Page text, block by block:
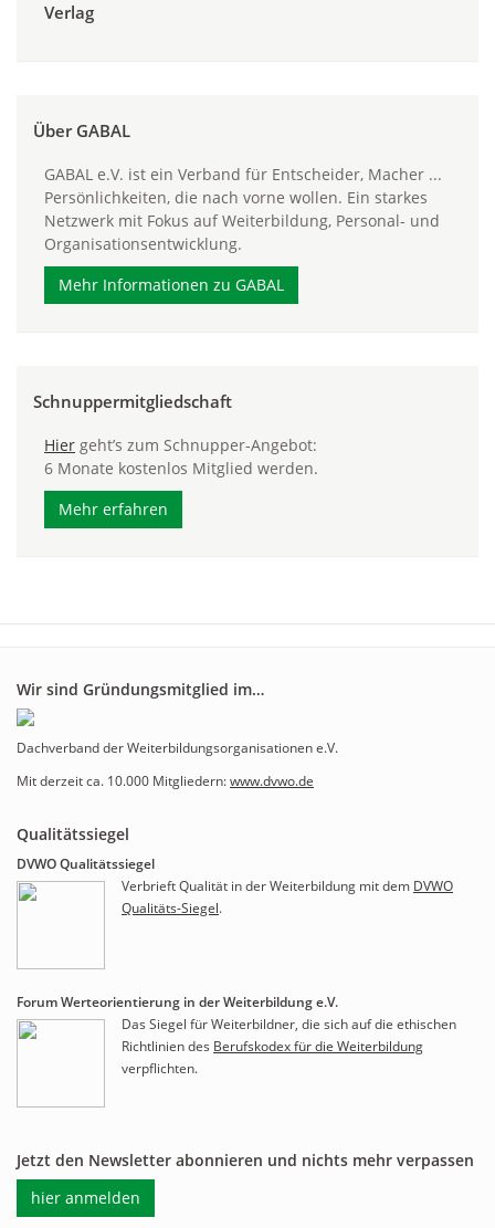
Verlag
Über GABAL
GABAL e.V. ist ein Verband für Entscheider, Macher ...
Persönlichkeiten, die nach vorne wollen. Ein starkes
Netzwerk mit Fokus auf Weiterbildung, Personal- und
Organisationsentwicklung.
Mehr Informationen zu GABAL
Schnuppermitgliedschaft
Hier geht’s zum Schnupper-Angebot:
6 Monate kostenlos Mitglied werden.
Mehr erfahren
Wir sind Gründungsmitglied im…
Dachverband der Weiterbildungsorganisationen e.V.
Mit derzeit ca. 10.000 Mitgliedern:www.dvwo.de
Qualitätssiegel
DVWO Qualitätssiegel
Verbrieft Qualität in der Weiterbildung mit dem DVWO
Qualitäts-Siegel.
Forum Werteorientierung in der Weiterbildung e.V.
Das Siegel für Weiterbildner, die sich auf die ethischen
Richtlinien des Berufskodex für die Weiterbildung
verpflichten.
Jetzt den Newsletter abonnieren und nichts mehr verpassen
hier anmelden